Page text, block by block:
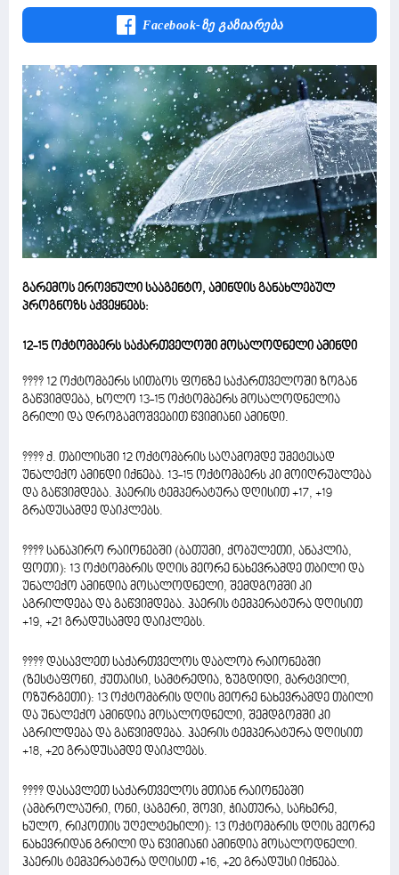
Facebook-Ზე Გაზიარება
გარემოს ეროვნული სააგენტო, ამინდის განახლებულ
პროგნოზს აქვეყნებს:
12-15 ოქტომბერს საქართველოში მოსალოდნელი ამინდი
???? 12 ოქტომბერს სითბოს ფონზე საქართველოში ზოგან
გაწვიმდება, ხოლო 13-15 ოქტომბერს მოსალოდნელია
გრილი და დროგამოშვებით წვიმიანი ამინდი.
???? ქ. თბილისში 12 ოქტომბრის საღამომდე უმეტესად
უნალექო ამინდი იქნება. 13-15 ოქტომბერს კი მოიღრუბლება
და გაწვიმდება. ჰაერის ტემპერატურა დღისით +17, +19
გრადუსამდე დაიკლებს.
???? სანაპირო რაიონებში (ბათუმი, ქობულეთი, ანაკლია,
ფოთი): 13 ოქტომბრის დღის მეორე ნახევრამდე თბილი და
უნალექო ამინდია მოსალოდნელი, შემდგომში კი
აგრილდება და გაწვიმდება. ჰაერის ტემპერატურა დღისით
+19, +21 გრადუსამდე დაიკლებს.
???? დასავლეთ საქართველოს დაბლობ რაიონებში
(ზესტაფონი, ქუთაისი, სამტრედია, ზუგდიდი, მარტვილი,
ოზურგეთი): 13 ოქტომბრის დღის მეორე ნახევრამდე თბილი
და უნალექო ამინდია მოსალოდნელი, შემდგომში კი
აგრილდება და გაწვიმდება. ჰაერის ტემპერატურა დღისით
+18, +20 გრადუსამდე დაიკლებს.
???? დასავლეთ საქართველოს მთიან რაიონებში
(ამბროლაური, ონი, ცაგერი, შოვი, ჭიათურა, საჩხერე,
ხულო, რიკოთის უღელტეხილი): 13 ოქტომბრის დღის მეორე
ნახევრიდან გრილი და წვიმიანი ამინდია მოსალოდნელი.
ჰაერის ტემპერატურა დღისით +16, +20 გრადუსი იქნება.